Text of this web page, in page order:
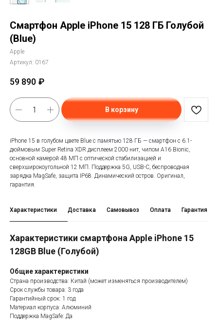
Смартфон Apple iPhone 15 128 ГБ Голубой
(Blue)
Apple
Артикул: 0167
59 890 ₽
В корзину
iPhone 15 в голубом цвете Blue с памятью 128 ГБ — смартфон с 6.1-
дюймовым Super Retina XDR дисплеем 2000 нит, чипом A16 Bionic,
основной камерой 48 МП с оптической стабилизацией и
сверхширокоугольной 12 МП. Поддержка 5G, USB-C, беспроводная
зарядка MagSafe, защита IP68. Динамический остров. Оригинал,
гарантия.
Характеристики Доставка Самовывоз Оплата Гарантия
Характеристики смартфона Apple iPhone 15
128GB Blue (Голубой)
Общие характеристики
Страна производства: Китай (может изменяться производителем)
Срок службы товара: 3 года
Гарантийный срок: 1 год
Материал корпуса: Алюминий
Поддержка MagSafe: Да